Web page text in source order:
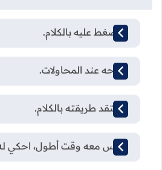
لا تضغط عليه بالكلام.
امدحه عند المحاولات.
لا تنتقد طريقته بالكلام.
اجلس معه وقت أطول، احكي